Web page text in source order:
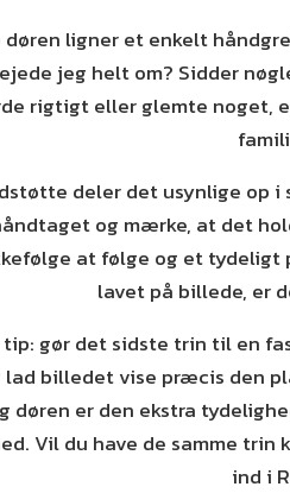
døren ligner et enkelt
jeg helt om? Sidder
rigtigt eller glemte noget,
deler det usynlige op
og mærke, at det
at følge og et tydeligt
lavet på billede, er
gør det sidste trin til en
lad billedet vise præcis den
døren er den ekstra
Vil du have de samme trin
ind i